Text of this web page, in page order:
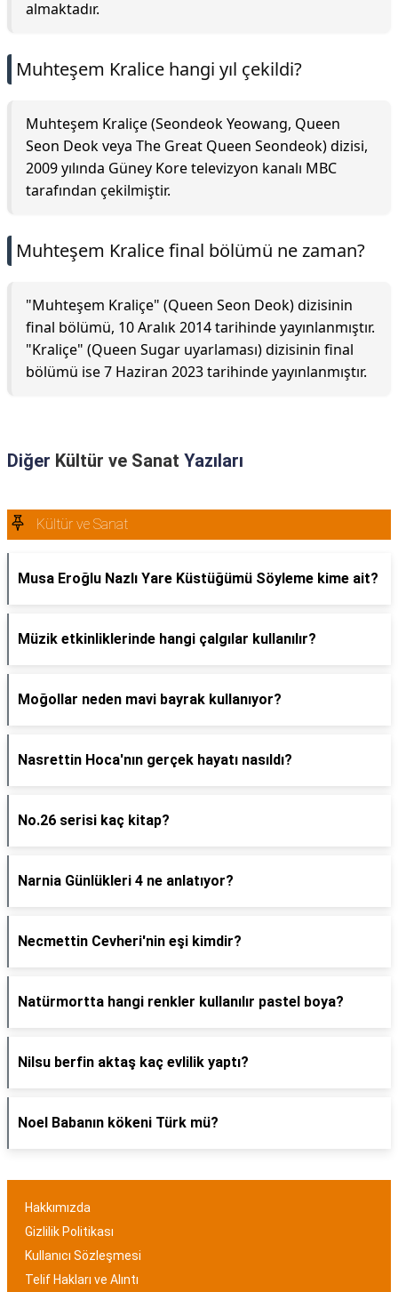
almaktadır.
Muhteşem Kralice hangi yıl çekildi?
Muhteşem Kraliçe (Seondeok Yeowang, Queen
Seon Deok veya The Great Queen Seondeok) dizisi,
2009 yılında Güney Kore televizyon kanalı MBC
tarafından çekilmiştir.
Muhteşem Kralice final bölümü ne zaman?
"Muhteşem Kraliçe" (Queen Seon Deok) dizisinin
final bölümü, 10 Aralık 2014 tarihinde yayınlanmıştır.
"Kraliçe" (Queen Sugar uyarlaması) dizisinin final
bölümü ise 7 Haziran 2023 tarihinde yayınlanmıştır.
Diğer Kültür ve Sanat Yazıları
Kültür ve Sanat
Musa Eroğlu Nazlı Yare Küstüğümü Söyleme kime ait?
Müzik etkinliklerinde hangi çalgılar kullanılır?
Moğollar neden mavi bayrak kullanıyor?
Nasrettin Hoca'nın gerçek hayatı nasıldı?
No.26 serisi kaç kitap?
Narnia Günlükleri 4 ne anlatıyor?
Necmettin Cevheri'nin eşi kimdir?
Natürmortta hangi renkler kullanılır pastel boya?
Nilsu berfin aktaş kaç evlilik yaptı?
Noel Babanın kökeni Türk mü?
Hakkımızda
Gizlilik Politikası
Kullanıcı Sözleşmesi
Telif Hakları ve Alıntı